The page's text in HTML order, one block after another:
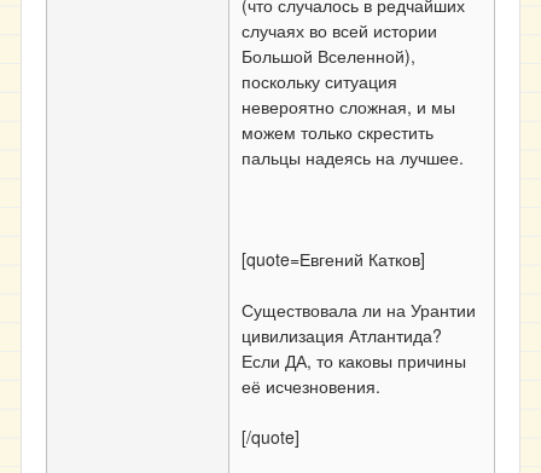
случаях во всей истории
Большой Вселенной),
поскольку ситуация
невероятно сложная, и мы
можем только скрестить
пальцы надеясь на лучшее.
[quote=Евгений Катков]
Существовала ли на Урантии
цивилизация Атлантида?
Если ДА, то каковы причины
её исчезновения.
[/quote]